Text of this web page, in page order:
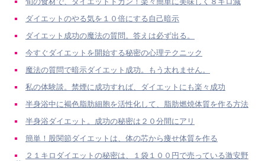
ダイエットのやる気を１０倍にする自己暗示
ダイエット成功の魔法の質問。答えは必ず出る。
今すぐダイエットを開始する秘密の心理テクニック
魔法の質問で暗示ダイエット成功。もう太れません。
私の体験談。禁煙に成功すれば、ダイエットにも楽々成功
半身浴中に褐色脂肪細胞を活性化して、脂肪燃焼体質を作る方法
半身浴ダイエット。成功の秘密は２０分間にアリ
簡単！股関節ダイエットは、体の芯から痩せ体質を作る
２１キロダイエットの秘密は、１袋１００円で売っている激安野